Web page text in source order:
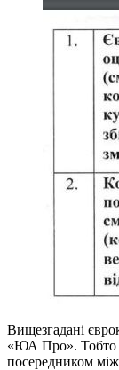
Вищезгадані
«ЮА Про». Тобто
посередником